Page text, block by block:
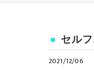
セル
2021/12/06